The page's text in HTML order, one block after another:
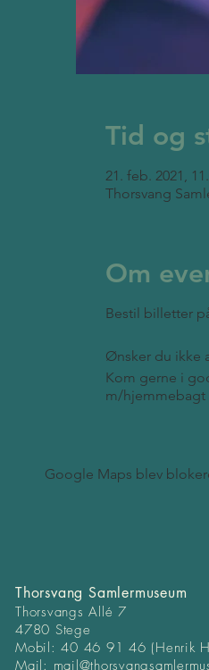
Tid og
21. feb. 2021,
Thorsvang
Om
Bestil billetter
Ønsker du ikke
Kom gerne i
m/hjemmebagt
Google Maps blev
Thorsvang Samlermuseum
Thorsvangs Allé 7
4780 Stege
Mobil: 40 46 91 46 (Henrik
Mail: